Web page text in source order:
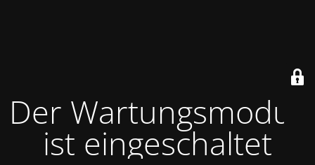
Der Wartungsmodus
ist eingeschaltet